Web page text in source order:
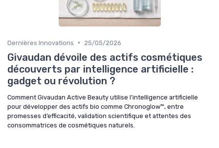
Dernières Innovations • 25/05/2026
Givaudan dévoile des actifs cosmétiques
découverts par intelligence artificielle :
gadget ou révolution ?
Comment Givaudan Active Beauty utilise l’intelligence artificielle
pour développer des actifs bio comme Chronoglow™, entre
promesses d’efficacité, validation scientifique et attentes des
consommatrices de cosmétiques naturels.